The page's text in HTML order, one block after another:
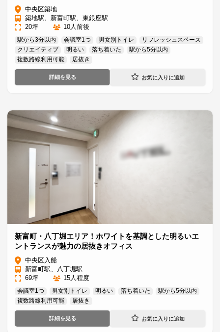
中央区築地
築地駅、新富町駅、東銀座駅
20坪
10人前後
駅から3分以内 会議室1つ 男女別トイレ
リフレッシュスペース
クリエイティブ
明るい 落ち着いた
駅から5分以内
複数路線利用可能
居抜き
詳細を見る
新富町・八丁堀エリア！ホワイトを基調とした明るいエ
ントランスが魅力の居抜きオフィス
中央区入船
新富町駅、八丁堀駅
69坪
15人程度
会議室1つ 男女別トイレ 明るい 落ち着いた
駅から5分以内
複数路線利用可能
居抜き
詳細を見る